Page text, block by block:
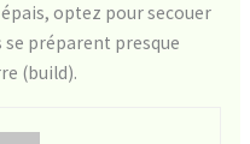
optez pour secouer
préparent presque
(build).